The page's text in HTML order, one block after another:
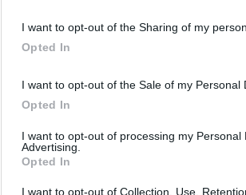
I want to opt-out of the Sharing of my
Opted In
I want to opt-out of the Sale of my Personal
Opted In
I want to opt-out of processing my Personal
Advertising.
Opted In
I want to opt-out of Collection, Use,